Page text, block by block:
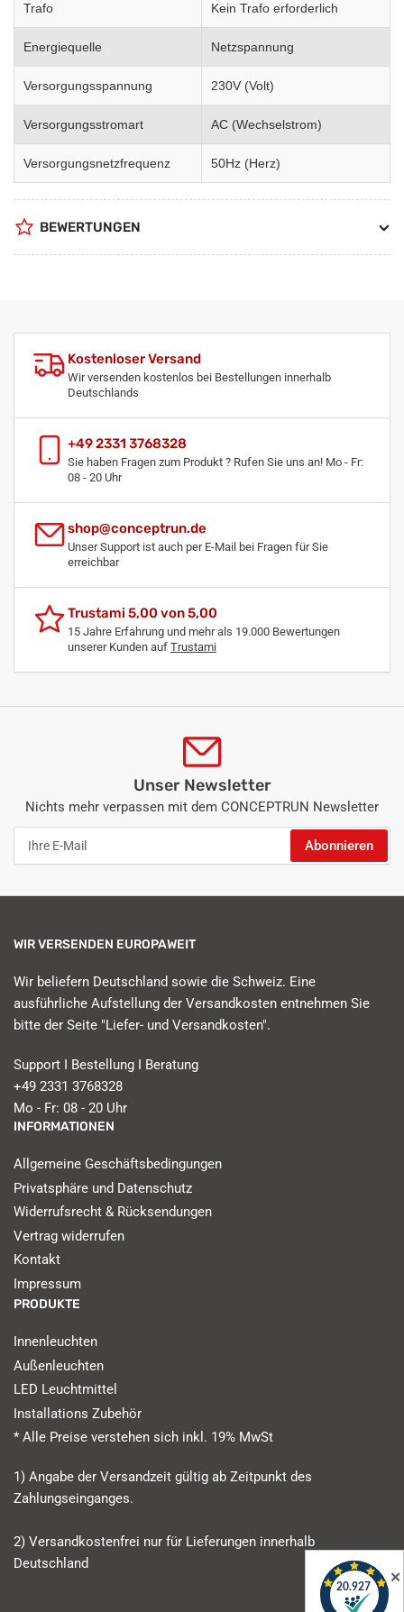
Trafo Kein Trafo erforderlich
Energiequelle Netzspannung
Versorgungsspannung 230V (Volt)
Versorgungsstromart AC (Wechselstrom)
Versorgungsnetzfrequenz 50Hz (Herz)
BEWERTUNGEN
Kostenloser Versand
Wir versenden kostenlos bei Bestellungen innerhalb
Deutschlands
+49 2331 3768328
Sie haben Fragen zum Produkt ? Rufen Sie uns an! Mo - Fr:
08 - 20 Uhr
shop@conceptrun.de
Unser Support ist auch per E-Mail bei Fragen für Sie
erreichbar
Trustami 5,00 von 5,00
15 Jahre Erfahrung und mehr als 19.000 Bewertungen
unserer Kunden auf Trustami
Unser Newsletter
Nichts mehr verpassen mit dem CONCEPTRUN Newsletter
Mail
Abonnieren
WIR VERSENDEN EUROPAWEIT
Wir beliefern Deutschland sowie die Schweiz. Eine
ausführliche Aufstellung der Versandkosten entnehmen Sie
bitte der Seite "Liefer- und Versandkosten".
Support I Bestellung I Beratung
+49 2331 3768328
Mo - Fr: 08 - 20 Uhr
INFORMATIONEN
Allgemeine Geschäftsbedingungen
Privatsphäre und Datenschutz
Widerrufsrecht & Rücksendungen
Vertrag widerrufen
Kontakt
Impressum
PRODUKTE
Innenleuchten
Außenleuchten
LED Leuchtmittel
Installations Zubehör
* Alle Preise verstehen sich inkl. 19% MwSt
1) Angabe der Versandzeit gültig ab Zeitpunkt des
Zahlungseinganges.
2) Versandkostenfrei nur für Lieferungen innerhalb
Deutschland
✕